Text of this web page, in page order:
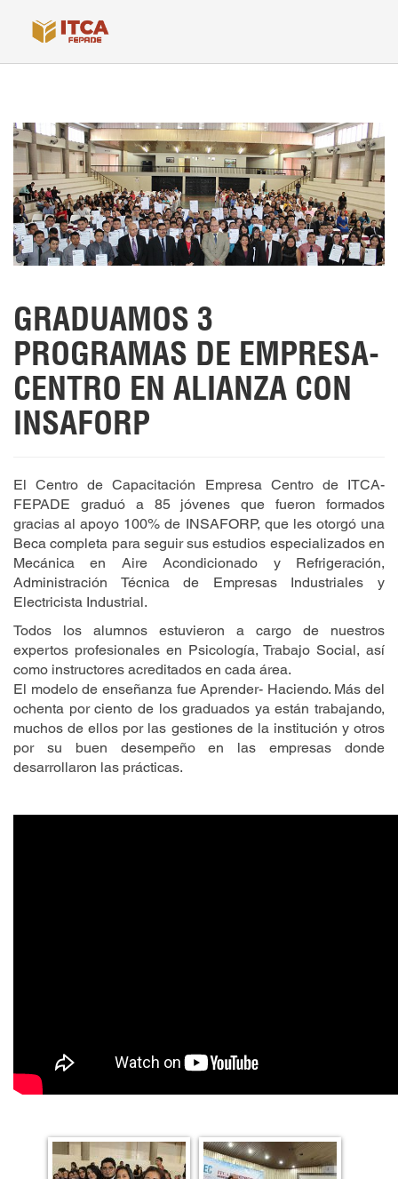
GRADUAMOS 3
PROGRAMAS DE EMPRESA-
CENTRO EN ALIANZA CON
INSAFORP
El Centro de Capacitación Empresa Centro de ITCA-
FEPADE graduó a 85 jóvenes que fueron formados
gracias al apoyo 100% de INSAFORP, que les otorgó una
Beca completa para seguir sus estudios especializados en
Mecánica en Aire Acondicionado y Refrigeración,
Administración Técnica de Empresas Industriales y
Electricista Industrial.
Todos los alumnos estuvieron a cargo de nuestros
expertos profesionales en Psicología, Trabajo Social, así
como instructores acreditados en cada área.
El modelo de enseñanza fue Aprender- Haciendo. Más del
ochenta por ciento de los graduados ya están trabajando,
muchos de ellos por las gestiones de la institución y otros
por su buen desempeño en las empresas donde
desarrollaron las prácticas.